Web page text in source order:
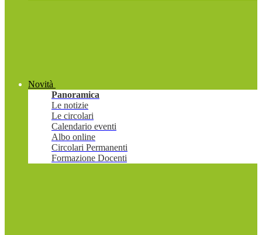
Novità
Panoramica
Le notizie
Le circolari
Calendario eventi
Albo online
Circolari Permanenti
Formazione Docenti